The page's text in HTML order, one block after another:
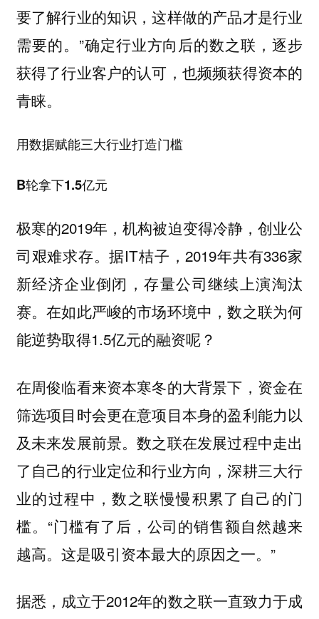
要了解行业的知识，这样做的产品才是行业
需要的。”确定行业方向后的数之联，逐步
获得了行业客户的认可，也频频获得资本的
青睐。
用数据赋能三大行业打造门槛
B轮拿下1.5亿元
极寒的2019年，机构被迫变得冷静，创业公
司艰难求存。据IT桔子，2019年共有336家
新经济企业倒闭，存量公司继续上演淘汰
赛。在如此严峻的市场环境中，数之联为何
能逆势取得1.5亿元的融资呢？
在周俊临看来资本寒冬的大背景下，资金在
筛选项目时会更在意项目本身的盈利能力以
及未来发展前景。数之联在发展过程中走出
了自己的行业定位和行业方向，深耕三大行
业的过程中，数之联慢慢积累了自己的门
槛。“门槛有了后，公司的销售额自然越来
越高。这是吸引资本最大的原因之一。”
据悉，成立于2012年的数之联一直致力于成